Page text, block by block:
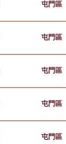
屯門區
屯門區
屯門區
屯門區
屯門區